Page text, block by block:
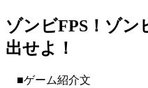
ゾンビFPS！ゾ
出せよ！
■ゲーム紹介文